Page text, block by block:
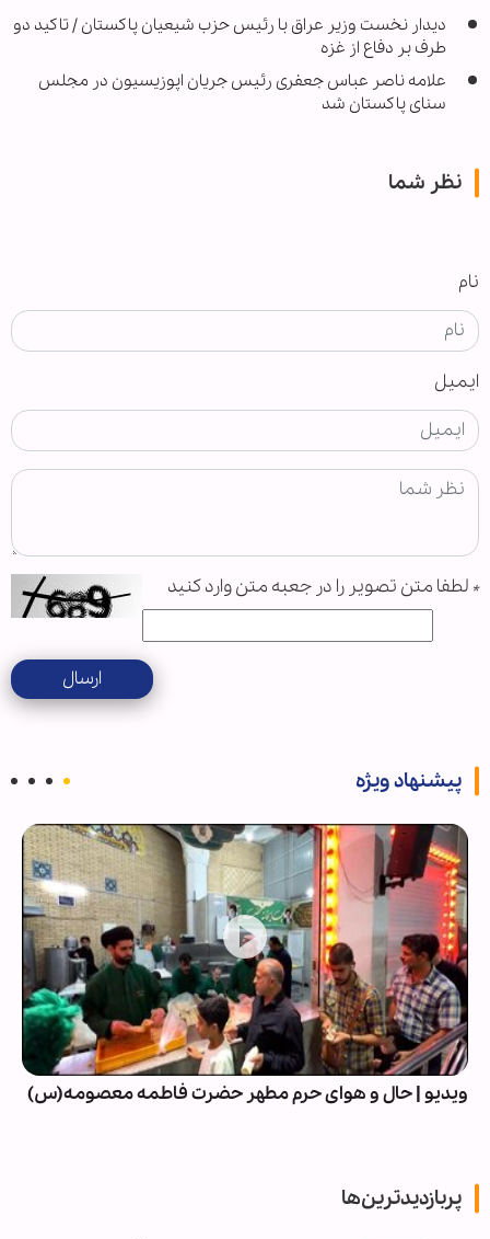
دیدار نخست وزیر عراق با رئیس حزب شیعیان پاکستان / تاکید دو
طرف بر دفاع از غزه
علامه ناصر عباس جعفری رئیس جریان اپوزیسیون در مجلس
سنای پاکستان شد
نظر شما
نام
ایمیل
* لطفا متن تصویر را در جعبه متن وارد کنید
ارسال
پیشنهاد ویژه
ویدیو | حال و هوای حرم مطهر حضرت فاطمه معصومه(س)
پربازدیدترین‌ها